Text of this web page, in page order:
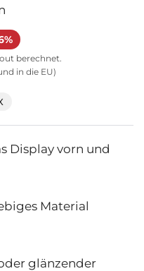
berechnet.
in die EU)
Display vorn und
Material
glänzender